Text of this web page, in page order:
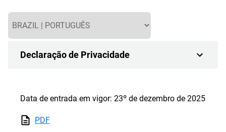
Declaração de Privacidade
Data de entrada em vigor: 23º de dezembro de 2025
PDF